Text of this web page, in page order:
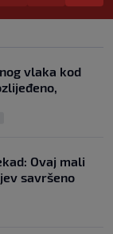
a
vlaka kod
Ovaj mali
savršeno